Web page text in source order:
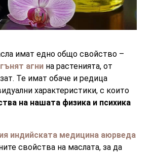
имат едно общо свойство –
агни на растенията, от
Те имат обаче и редица
характеристики, с които
на нашата физика и психика
индийската медицина аюрведа
свойства на маслата, за да